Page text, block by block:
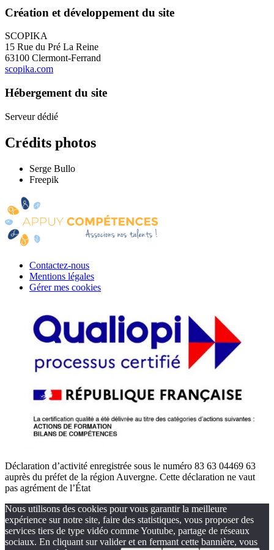
Création et développement du site
SCOPIKA
15 Rue du Pré La Reine
63100 Clermont-Ferrand
scopika.com
Hébergement du site
Serveur dédié
Crédits photos
Serge Bullo
Freepik
Contactez-nous
Mentions légales
Gérer mes cookies
Déclaration d’activité enregistrée sous le numéro 83 63 04469 63
auprès du préfet de la région Auvergne. Cette déclaration ne vaut
pas agrément de l’État
Nous utilisons des cookies pour vous garantir la meilleure
expérience sur notre site, faire des statistiques, vous proposer des
services tiers de type vidéo comme Youtube, partage de réseaux
sociaux. En cliquant sur valider et en fermant cette bannière, vous